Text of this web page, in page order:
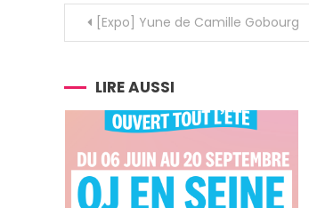
Navigation
de
l’article
[Expo] Yune de Camille Gobourg
LIRE AUSSI